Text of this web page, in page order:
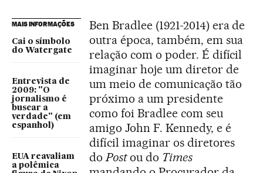
MAIS INFORMAÇÕES
Cai o símbolo
do Watergate
Entrevista de
2009: "O
jornalismo é
buscar a
verdade" (em
espanhol)
EUA reavaliam
a polêmica
Ben Bradlee (1921-2014) era de
outra época, também, em sua
relação com o poder. É difícil
imaginar hoje um diretor de
um meio de comunicação tão
próximo a um presidente
como foi Bradlee com seu
amigo John F. Kennedy, e é
difícil imaginar os diretores
doPostou do Times